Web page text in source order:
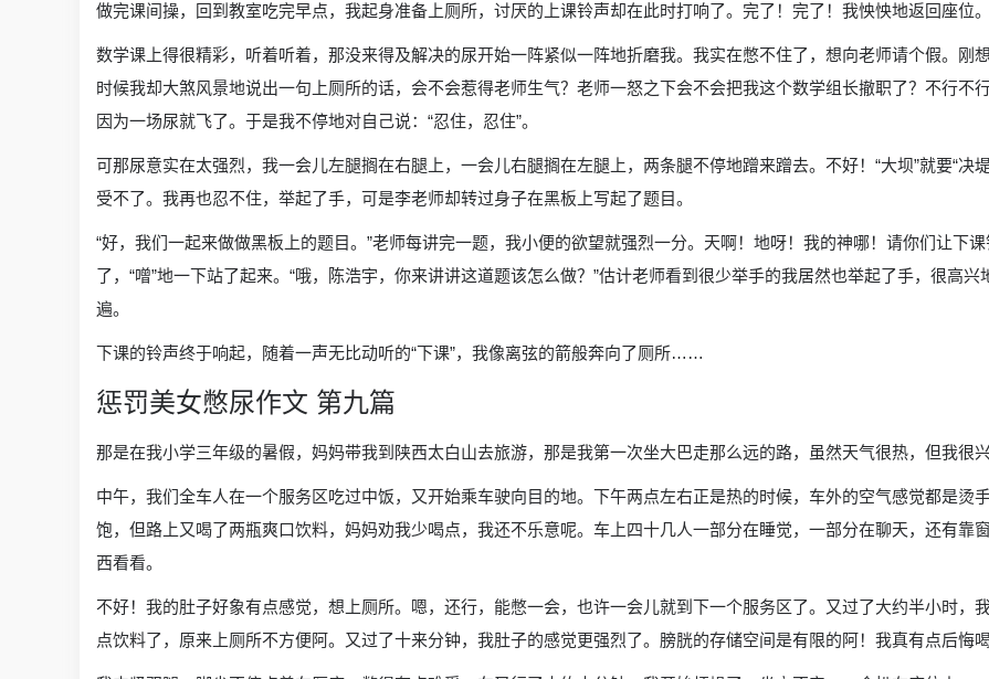
做完课间操，回到教室吃完早点，我起身准备上厕所，讨厌的上课铃声却在此时打响了。完了！完了！我怏怏地返回座位。
数学课上得很精彩，听着听着，那没来得及解决的尿开始一阵紧似一阵地折磨我。我实在憋不住了，想向老师请个假。刚
时候我却大煞风景地说出一句上厕所的话，会不会惹得老师生气？老师一怒之下会不会把我这个数学组长撤职了？不行不
因为一场尿就飞了。于是我不停地对自己说：“忍住，忍住”。
可那尿意实在太强烈，我一会儿左腿搁在右腿上，一会儿右腿搁在左腿上，两条腿不停地蹭来蹭去。不好！“大坝”就要“决
受不了。我再也忍不住，举起了手，可是李老师却转过身子在黑板上写起了题目。
“好，我们一起来做做黑板上的题目。”老师每讲完一题，我小便的欲望就强烈一分。天啊！地呀！我的神哪！请你们让下
了，“噌”地一下站了起来。“哦，陈浩宇，你来讲讲这道题该怎么做？”估计老师看到很少举手的我居然也举起了手，很高
遍。
下课的铃声终于响起，随着一声无比动听的“下课”，我像离弦的箭般奔向了厕所……
惩罚美女憋尿作文 第九篇
那是在我小学三年级的暑假，妈妈带我到陕西太白山去旅游，那是我第一次坐大巴走那么远的路，虽然天气很热，但我很兴
中午，我们全车人在一个服务区吃过中饭，又开始乘车驶向目的地。下午两点左右正是热的时候，车外的空气感觉都是烫
饱，但路上又喝了两瓶爽口饮料，妈妈劝我少喝点，我还不乐意呢。车上四十几人一部分在睡觉，一部分在聊天，还有靠
西看看。
不好！我的肚子好象有点感觉，想上厕所。嗯，还行，能憋一会，也许一会儿就到下一个服务区了。又过了大约半小时，
点饮料了，原来上厕所不方便阿。又过了十来分钟，我肚子的感觉更强烈了。膀胱的存储空间是有限的阿！我真有点后悔喝